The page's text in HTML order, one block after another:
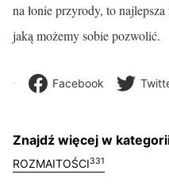
na łonie przyrody, to
jaką możemy sobie pozwolić.
Facebook
Znajdź więcej w
ROZMAITOŚCI331